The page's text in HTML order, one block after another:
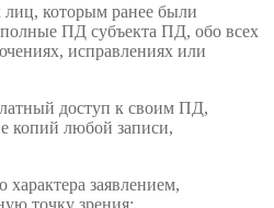
лиц, которым ранее были
ПД субъекта ПД, обо всех
исправлениях или
доступ к своим ПД,
копий любой записи,
заявлением,
точку зрения;